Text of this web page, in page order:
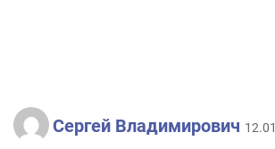
Сергей Владимирович